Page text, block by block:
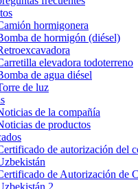
hormigonera
de hormigón (diésel)
elevadora todoterreno
de agua diésel
de luz
de la compañía
de productos
de autorización del
de Autorización de
2